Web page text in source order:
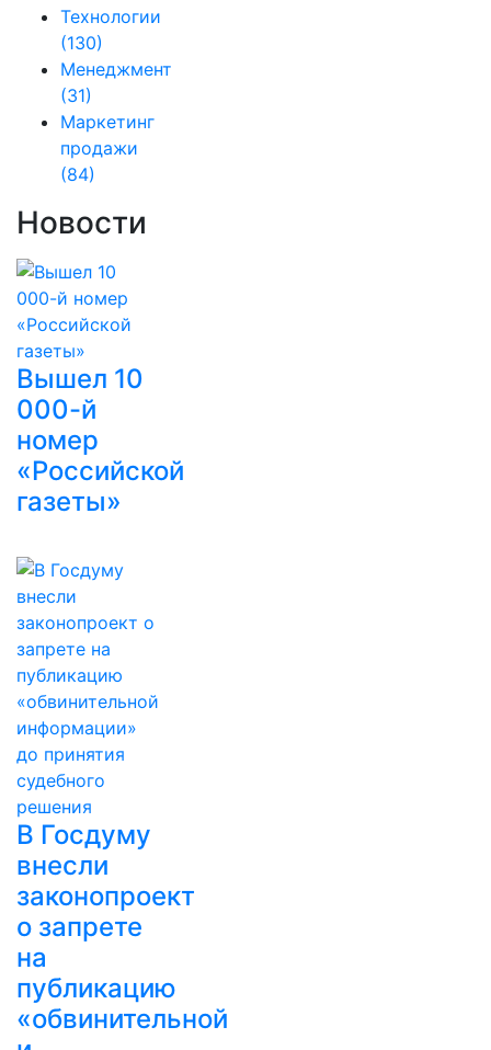
Технологии
(130)
Менеджмент
(31)
Маркетинг
продажи
(84)
Новости
Вышел 10
000-й
номер
«Российской
газеты»
В Госдуму
внесли
законопроект
о запрете
на
публикацию
«обвинительной